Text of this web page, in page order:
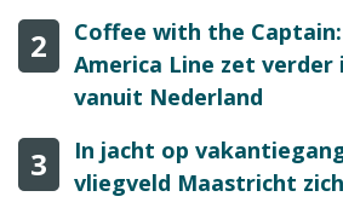
2
Coffee with the
America Line zet
vanuit Nederland
3
In jacht op
vliegveld Maastricht